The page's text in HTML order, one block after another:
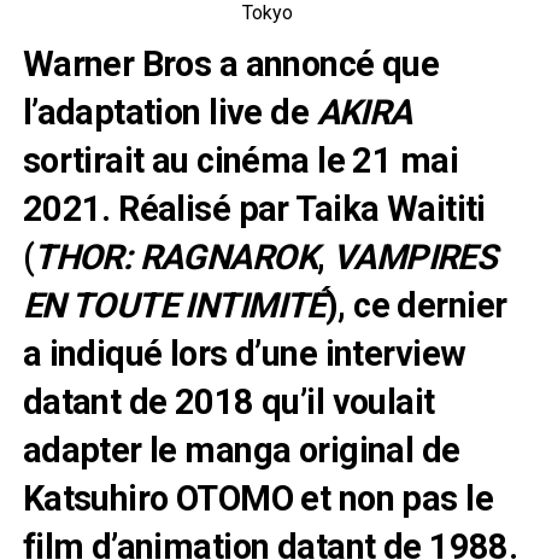
Tokyo
Warner Bros a annoncé que
l’adaptation live de AKIRA
sortirait au cinéma le 21 mai
2021. Réalisé par Taika Waititi
(THOR: RAGNAROK, VAMPIRES
EN TOUTE INTIMITÉ), ce dernier
a indiqué lors d’une interview
datant de 2018 qu’il voulait
adapter le manga original de
Katsuhiro OTOMO et non pas le
film d’animation datant de 1988.